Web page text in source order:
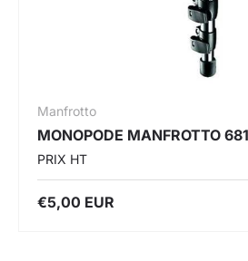
Manfrotto
MONOPODE MANFROTTO
PRIX HT
€5,00 EUR